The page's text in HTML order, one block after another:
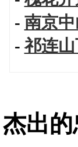
- 南京
-祁连山
杰出